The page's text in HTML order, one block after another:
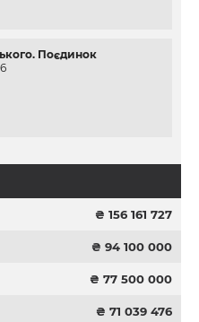
Поєдинок
₴ 156 161 727
₴ 94 100 000
₴ 77 500 000
₴ 71 039 476